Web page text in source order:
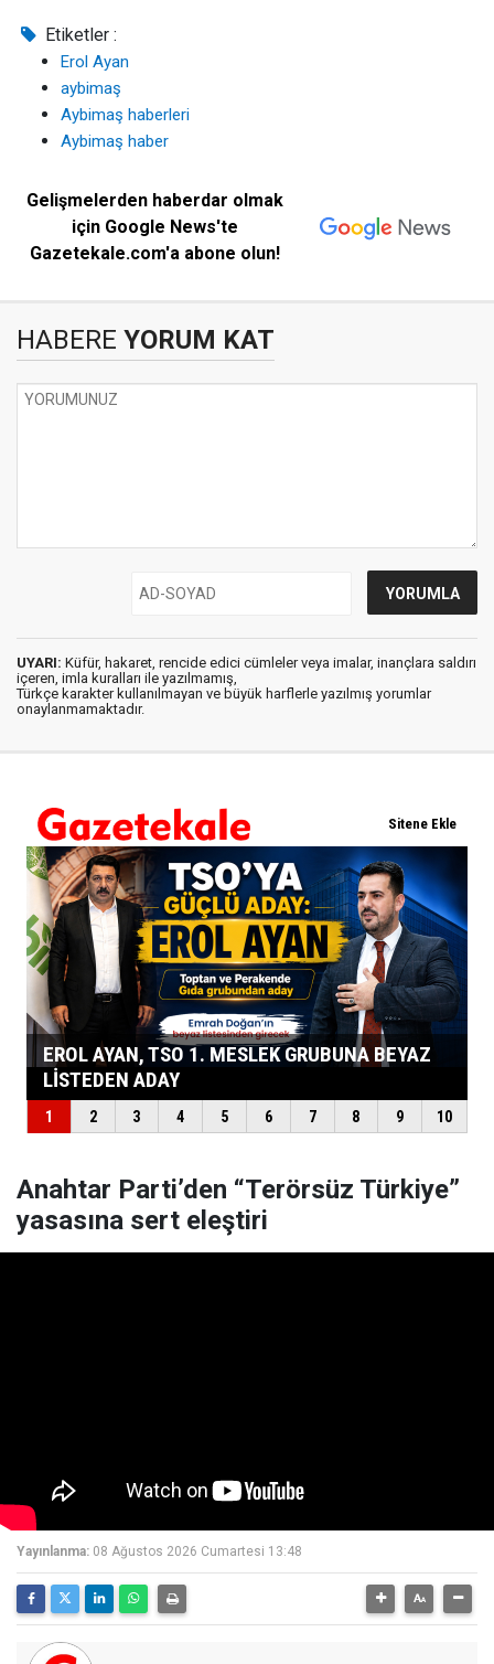
Etiketler :
Erol Ayan
aybimaş
Aybimaş haberleri
Aybimaş haber
Gelişmelerden haberdar olmak
için Google News'te
Gazetekale.com'a abone olun!
HABERE YORUM KAT
UYARI: Küfür, hakaret, rencide edici cümleler veya imalar, inançlara saldırı
içeren, imla kuralları ile yazılmamış,
Türkçe karakter kullanılmayan ve büyük harflerle yazılmış yorumlar
onaylanmamaktadır.
Anahtar Parti’den “Terörsüz Türkiye”
yasasına sert eleştiri
Yayınlanma: 08 Ağustos 2026 Cumartesi 13:48